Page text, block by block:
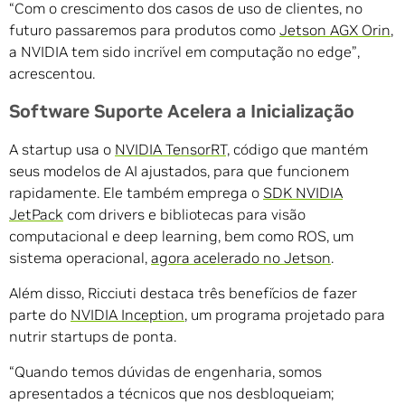
“Com o crescimento dos casos de uso de clientes, no
futuro passaremos para produtos como Jetson AGX Orin,
a NVIDIA tem sido incrível em computação no edge”,
acrescentou.
Software Suporte Acelera a Inicialização
A startup usa o NVIDIA TensorRT, código que mantém
seus modelos de AI ajustados, para que funcionem
rapidamente. Ele também emprega o SDK NVIDIA
JetPack com drivers e bibliotecas para visão
computacional e deep learning, bem como ROS, um
sistema operacional, agora acelerado no Jetson.
Além disso, Ricciuti destaca três benefícios de fazer
parte do NVIDIA Inception, um programa projetado para
nutrir startups de ponta.
“Quando temos dúvidas de engenharia, somos
apresentados a técnicos que nos desbloqueiam;